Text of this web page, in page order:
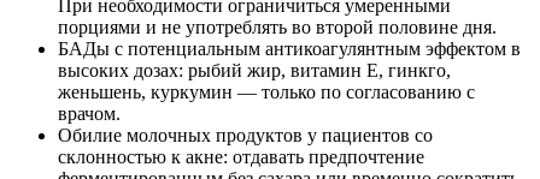
При необходимости ограничиться умеренными
порциями и не употреблять во второй половине дня.
БАДы с потенциальным антикоагулянтным эффектом в
высоких дозах: рыбий жир, витамин Е, гинкго,
женьшень, куркумин — только по согласованию с
врачом.
Обилие молочных продуктов у пациентов со
склонностью к акне: отдавать предпочтение